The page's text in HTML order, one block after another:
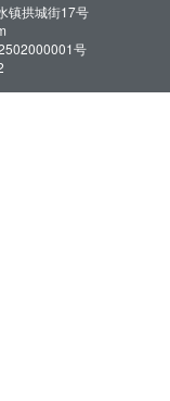
镇拱城街17号
号